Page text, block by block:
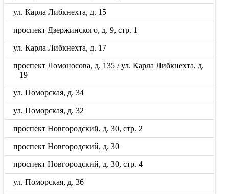
ул. Карла Либкнехта, д. 15
проспект Дзержинского, д. 9, стр. 1
ул. Карла Либкнехта, д. 17
проспект Ломоносова, д. 135 / ул. Карла Либкнехта, д.
19
ул. Поморская, д. 34
ул. Поморская, д. 32
проспект Новгородский, д. 30, стр. 2
проспект Новгородский, д. 30
проспект Новгородский, д. 30, стр. 4
ул. Поморская, д. 36